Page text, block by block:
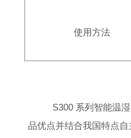
使用方法
S300 系列智能温
品优点并结合我国特点